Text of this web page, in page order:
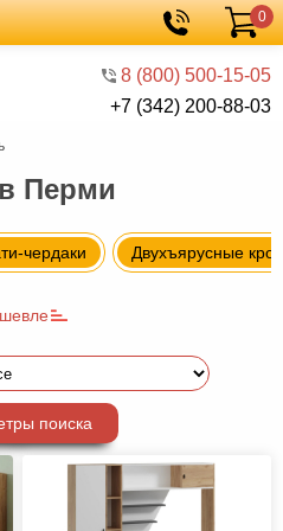
8 (800) 500-15-05
+7 (342) 200-88-03
Корзина
0
Перми
чердаки Двухъярусные
поиска